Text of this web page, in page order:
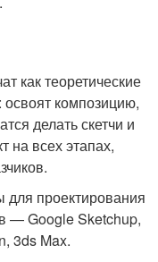
как теоретические
освоят композицию,
делать скетчи и
на всех этапах,
для проектирования
— Google Sketchup,
3ds Max.